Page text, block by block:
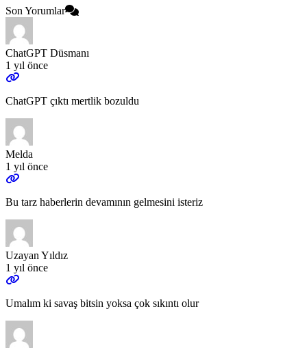
Son Yorumlar
ChatGPT Düsmanı
1 yıl önce
ChatGPT çıktı mertlik bozuldu
Melda
1 yıl önce
Bu tarz haberlerin devamının gelmesini isteriz
Uzayan Yıldız
1 yıl önce
Umalım ki savaş bitsin yoksa çok sıkıntı olur